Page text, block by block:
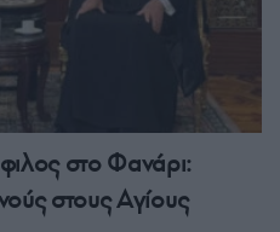
στο Φανάρι:
στους Αγίους